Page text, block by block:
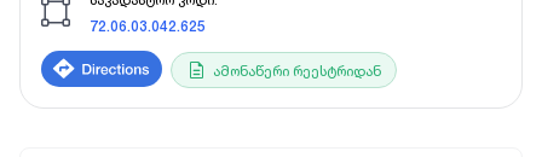
72.06.03.042.625
ამონაწერი რეესტრიდან